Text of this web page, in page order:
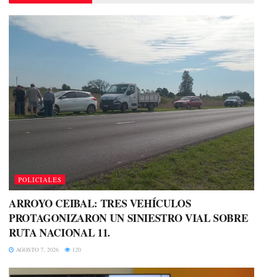
POLICIALES
ARROYO CEIBAL: TRES VEHÍCULOS
PROTAGONIZARON UN SINIESTRO VIAL SOBRE
RUTA NACIONAL 11.
AGOSTO 7, 2026 120